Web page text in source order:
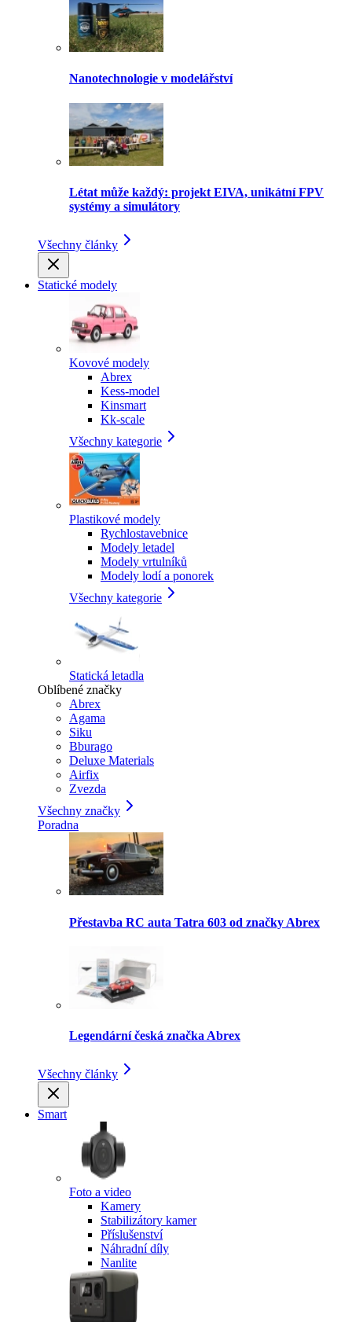
Nanotechnologie v modelářství
Létat může každý: projekt EIVA, unikátní FPV
systémy a simulátory
Všechny články
Statické modely
Kovové modely
Abrex
Kess-model
Kinsmart
Kk-scale
Všechny kategorie
Plastikové modely
Rychlostavebnice
Modely letadel
Modely vrtulníků
Modely lodí a ponorek
Všechny kategorie
Statická letadla
Oblíbené značky
Abrex
Agama
Siku
Bburago
Deluxe Materials
Airfix
Zvezda
Všechny značky
Poradna
Přestavba RC auta Tatra 603 od značky Abrex
Legendární česká značka Abrex
Všechny články
Smart
Foto a video
Kamery
Stabilizátory kamer
Příslušenství
Náhradní díly
Nanlite